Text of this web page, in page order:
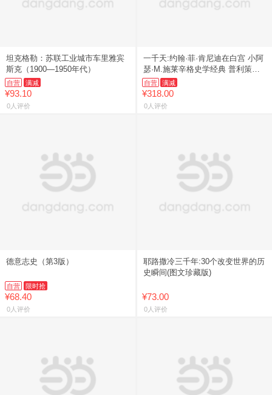
坦克格勒：苏联工业城市车里雅宾
斯克（1900—1950年代）
自营 满减
¥93.10
0人评价
一千天:约翰·菲·肯尼迪在白宫 小阿
瑟·M.施莱辛格史学经典 普利策
奖、美国国家图书奖双料得主 当当
自营正版书
自营 满减
¥318.00
0人评价
德意志史（第3版）
自营 限时抢
¥68.40
0人评价
耶路撒冷三千年:30个改变世界的历
史瞬间(图文珍藏版)
¥73.00
0人评价